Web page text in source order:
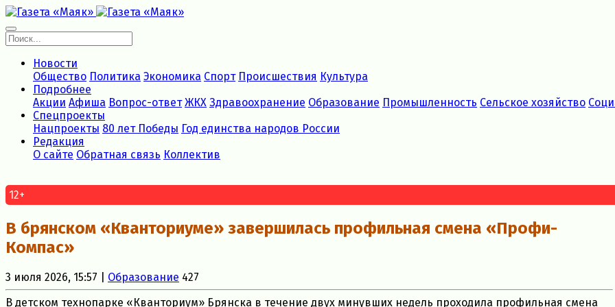
Новости
Общество Политика Экономика Спорт Происшествия Культура
Подробнее
Акции Афиша Вопрос-ответ ЖКХ Здравоохранение Образование Промышленность Сельское хозяйство
Спецпроекты
Нацпроекты 80 лет Победы Год единства народов России
Редакция
О сайте Обратная связь Коллектив
12+
В брянском «Кванториуме» завершилась профильная смена «Профи-
Компас»
3 июля 2026, 15:57 | Образование 427
В детском технопарке «Кванториум» Брянска в течение двух минувших недель проходила профильная смена